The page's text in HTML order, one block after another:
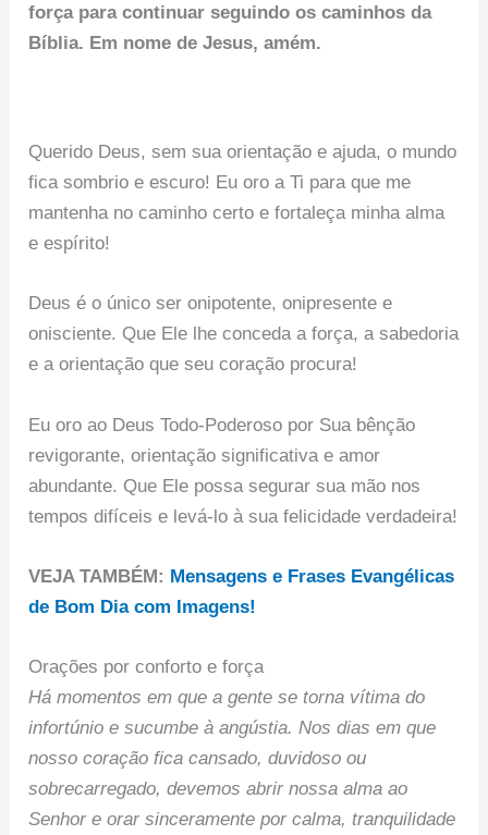
força para continuar seguindo os caminhos da
Bíblia. Em nome de Jesus, amém.
Querido Deus, sem sua orientação e ajuda, o mundo
fica sombrio e escuro! Eu oro a Ti para que me
mantenha no caminho certo e fortaleça minha alma
e espírito!
Deus é o único ser onipotente, onipresente e
onisciente. Que Ele lhe conceda a força, a sabedoria
e a orientação que seu coração procura!
Eu oro ao Deus Todo-Poderoso por Sua bênção
revigorante, orientação significativa e amor
abundante. Que Ele possa segurar sua mão nos
tempos difíceis e levá-lo à sua felicidade verdadeira!
VEJA TAMBÉM: Mensagens e Frases Evangélicas
de Bom Dia com Imagens!
Orações por conforto e força
Há momentos em que a gente se torna vítima do
infortúnio e sucumbe à angústia. Nos dias em que
nosso coração fica cansado, duvidoso ou
sobrecarregado, devemos abrir nossa alma ao
Senhor e orar sinceramente por calma, tranquilidade